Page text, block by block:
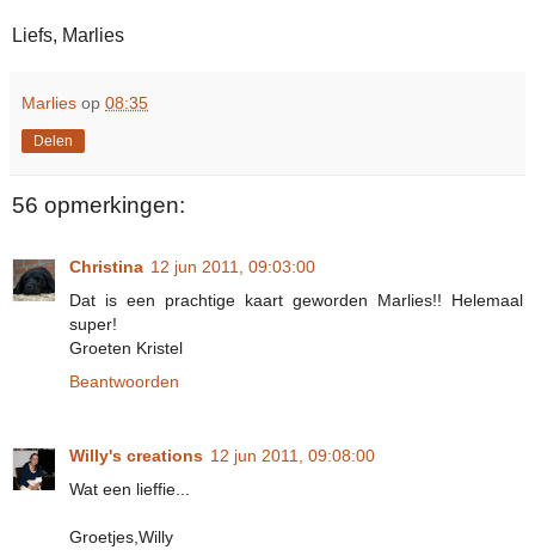
Liefs, Marlies
Marlies op 08:35
Delen
56 opmerkingen:
Christina 12 jun 2011, 09:03:00
Dat is een prachtige kaart geworden Marlies!! Helemaal
super!
Groeten Kristel
Beantwoorden
Willy's creations 12 jun 2011, 09:08:00
Wat een lieffie...
Groetjes,Willy